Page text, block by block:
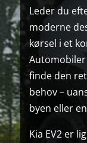
Leder du
moderne
kørsel i et
finde den
behov –
byen eller
Kia EV2 er